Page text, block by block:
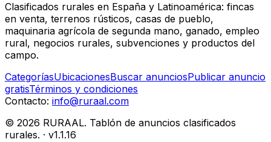
Clasificados rurales en España y Latinoamérica: fincas
en venta, terrenos rústicos, casas de pueblo,
maquinaria agrícola de segunda mano, ganado, empleo
rural, negocios rurales, subvenciones y productos del
campo.
CategoríasUbicacionesBuscar anunciosPublicar anuncio
gratisTérminos y condiciones
Contacto: info@ruraal.com
© 2026 RURAAL. Tablón de anuncios clasificados
rurales. · v1.1.16